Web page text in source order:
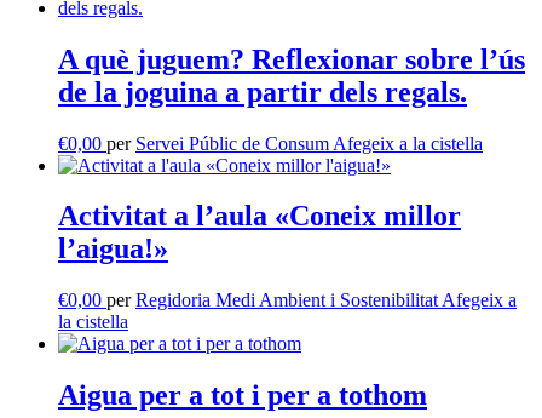
A què juguem? Reflexionar sobre l’ús
de la joguina a partir dels regals.
€0,00 per Servei Públic de Consum Afegeix a la cistella
Activitat a l’aula «Coneix millor
l’aigua!»
€0,00 perRegidoria Medi Ambient i Sostenibilitat Afegeix a
la cistella
Aigua per a tot i per a tothom